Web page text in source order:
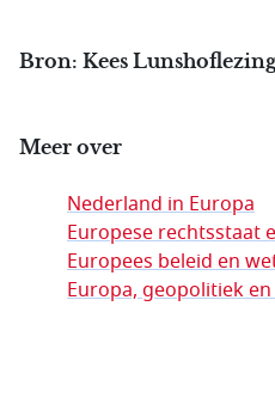
Bron: Kees
Meer over
Nederland in Europa
Europese rechtsstaat
Europees beleid en
Europa, geopolitiek